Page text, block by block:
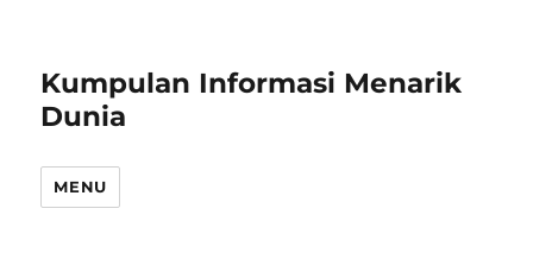
Kumpulan Informasi Menarik
Dunia
MENU